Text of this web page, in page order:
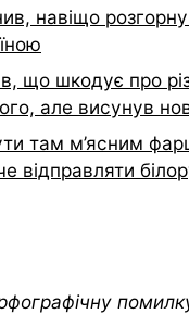
навіщо
що шкодує про
але висунув
там м’ясним
відправляти
помилку